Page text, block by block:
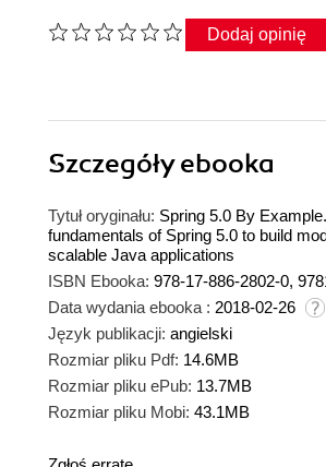
Dodaj opinię
Szczegółyebooka
Tytuł oryginału: Spring 5.0 By
fundamentals of Spring 5.0 to build
scalable Java applications
ISBN Ebooka: 978-17-886-2802-0,
Data wydania ebooka : 2018-02-26
Język publikacji: angielski
Rozmiar pliku Pdf: 14.6MB
Rozmiar pliku ePub: 13.7MB
Rozmiar pliku Mobi: 43.1MB